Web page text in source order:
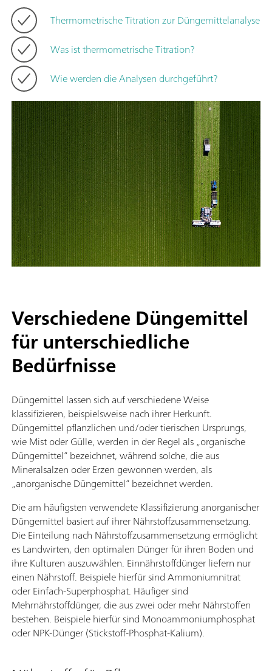
Thermometrische Titration zur Düngemittelanalyse
Was ist thermometrische Titration?
Wie werden die Analysen durchgeführt?
Verschiedene Düngemittel
für unterschiedliche
Bedürfnisse
Düngemittel lassen sich auf verschiedene Weise
klassifizieren, beispielsweise nach ihrer Herkunft.
Düngemittel pflanzlichen und/oder tierischen Ursprungs,
wie Mist oder Gülle, werden in der Regel als „organische
Düngemittel“ bezeichnet, während solche, die aus
Mineralsalzen oder Erzen gewonnen werden, als
„anorganische Düngemittel“ bezeichnet werden.
Die am häufigsten verwendete Klassifizierung anorganischer
Düngemittel basiert auf ihrer Nährstoffzusammensetzung.
Die Einteilung nach Nährstoffzusammensetzung ermöglicht
es Landwirten, den optimalen Dünger für ihren Boden und
ihre Kulturen auszuwählen. Einnährstoffdünger liefern nur
einen Nährstoff. Beispiele hierfür sind Ammoniumnitrat
oder Einfach-Superphosphat. Häufiger sind
Mehrnährstoffdünger, die aus zwei oder mehr Nährstoffen
bestehen. Beispiele hierfür sind Monoammoniumphosphat
oder NPK-Dünger (Stickstoff-Phosphat-Kalium).